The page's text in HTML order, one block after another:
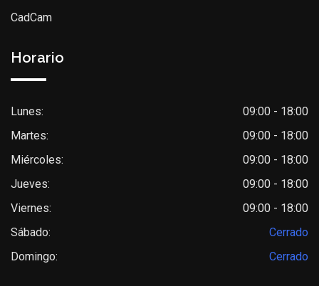
CadCam
Horario
Lunes:
09:00 - 18:00
Martes:
09:00 - 18:00
Miércoles:
09:00 - 18:00
Jueves:
09:00 - 18:00
Viernes:
09:00 - 18:00
Sábado:
Cerrado
Domingo:
Cerrado